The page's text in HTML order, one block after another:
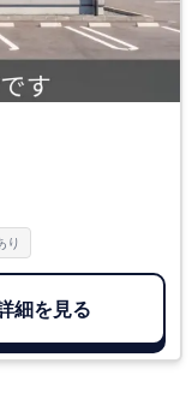
り
細を見る